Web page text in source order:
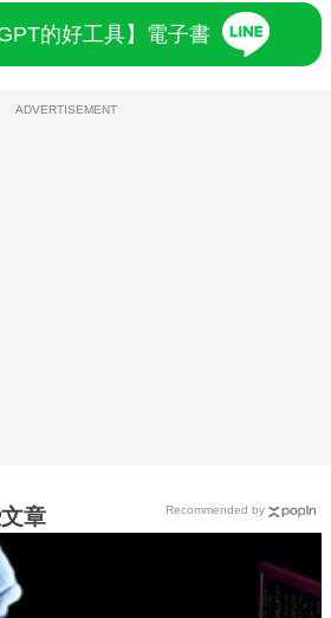
的好工具】電子書
ADVERTISEMENT
章 Recommended by